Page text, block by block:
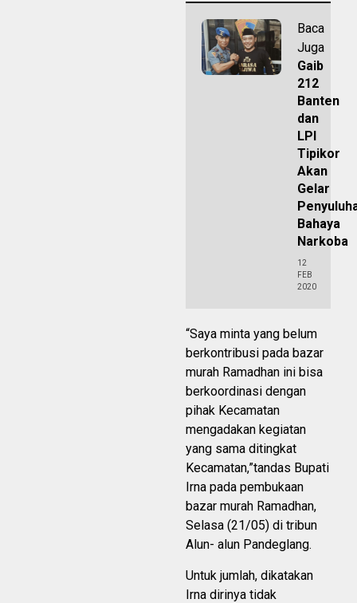
Baca
Juga
Gaib
212
Banten
dan
LPI
Tipikor
Akan
Gelar
Bahaya
Narkoba
12
FEB
2020
“Saya minta yang belum
berkontribusi pada bazar
murah Ramadhan ini bisa
berkoordinasi dengan
pihak Kecamatan
mengadakan kegiatan
yang sama ditingkat
Kecamatan,”tandas Bupati
Irna pada pembukaan
bazar murah Ramadhan,
Selasa (21/05) di tribun
Alun- alun Pandeglang.
Untuk jumlah, dikatakan
Irna dirinya tidak